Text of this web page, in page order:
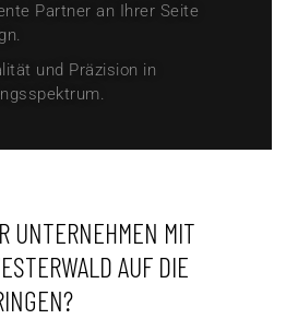
Partner an Ihrer Seite
und Präzision in
UNTERNEHMEN MIT
AUF DIE